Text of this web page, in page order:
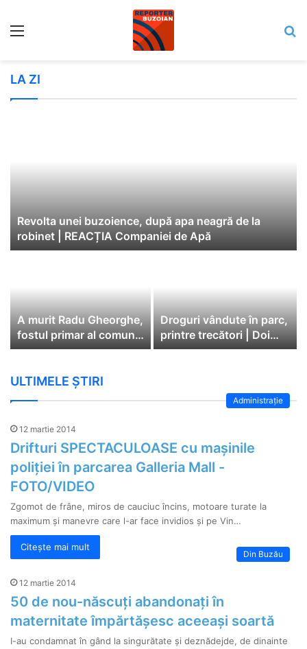
LA ZI
Revolta unei buzoience, după apa neagră de la
robinet | REACȚIA Companiei de Apă
A murit Radu Gheorghe,
fostul primar al comunei
Cătina
Droguri vândute în parc,
printre trecători | Doi
bărbați au fost arestați
ULTIMELE ȘTIRI
Administrație
12 martie 2014
Drifturi SPECTACULOASE cu mașinile
poliției în parcarea Galleria Mall -
FOTO/VIDEO
Zgomot de frâne, miros de cauciuc încins, motoare turate la
maximum și manevre care l-ar face invidios și pe Vin…
Citește mai mult
Din Buzău
12 martie 2014
50 de nou-născuți abandonați în
maternitate împărtășesc aceeași soartă
I-au condamnat în gând la singurătate și deznădejde, de dinainte